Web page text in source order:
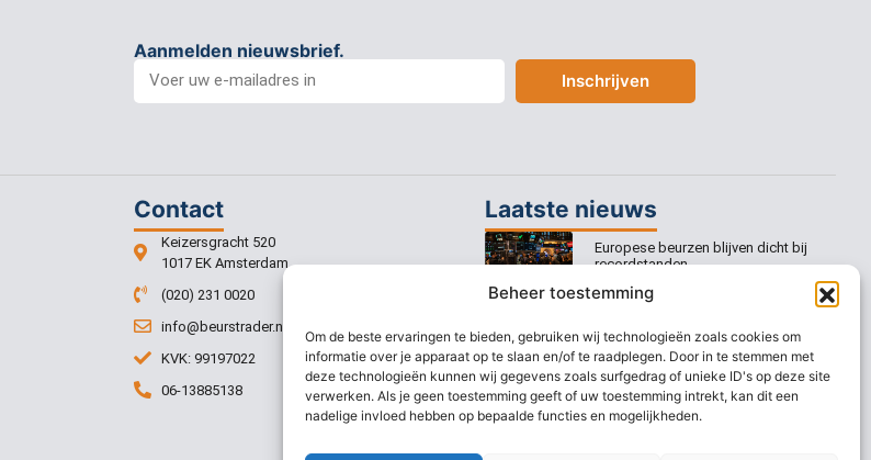
Beheer toestemming
Om de beste ervaringen te bieden, gebruiken wij technologieën zoals cookies om
informatie over je apparaat op te slaan en/of te raadplegen. Door in te stemmen met
deze technologieën kunnen wij gegevens zoals surfgedrag of unieke ID's op deze site
verwerken. Als je geen toestemming geeft of uw toestemming intrekt, kan dit een
nadelige invloed hebben op bepaalde functies en mogelijkheden.
Aanmelden nieuwsbrief.
Inschrijven
Contact
Keizersgracht 520
1017 EK Amsterdam
(020) 231 0020
info@beurstrader.nl
KVK: 99197022
06-13885138
Laatste nieuws
Europese beurzen blijven dicht bij
recordstanden
AEX nadert opnieuw zijn hoogste
Europese beurzen stijgen richting
nieuwe records
AEX blijft overeind ondanks